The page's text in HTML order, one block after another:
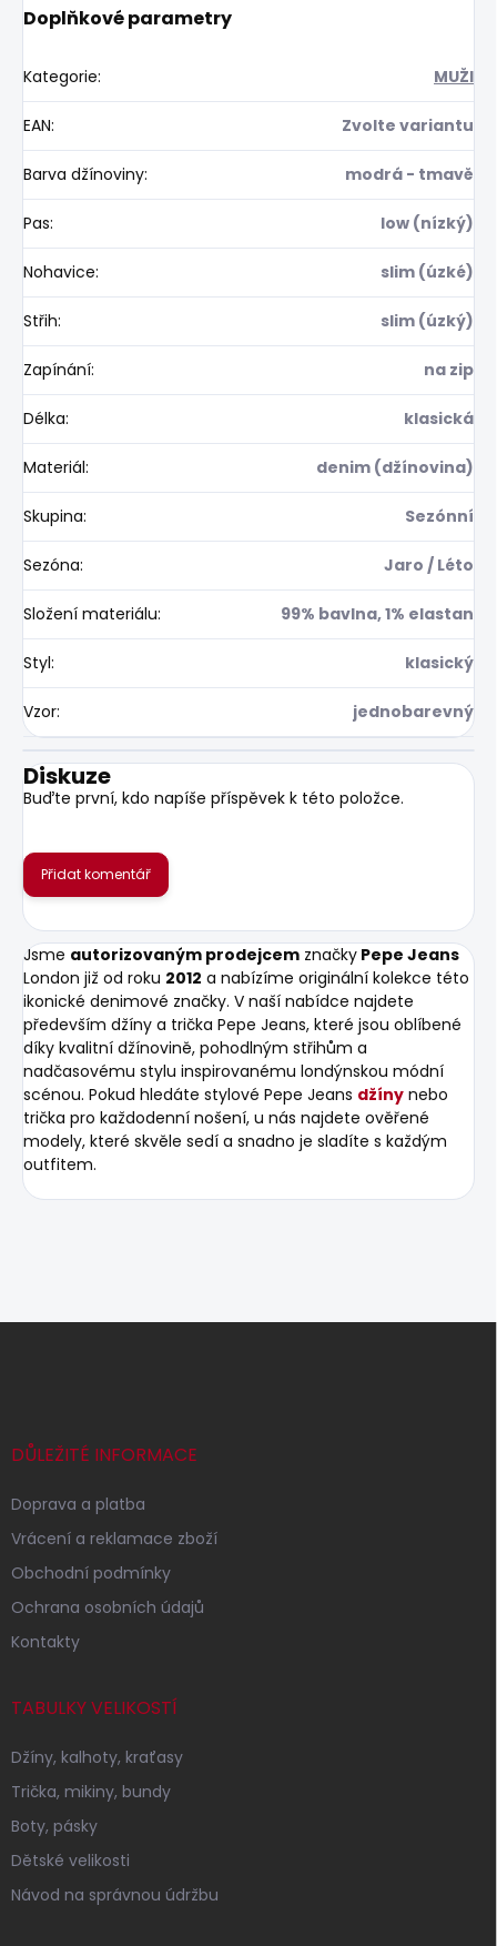
Doplňkové parametry
Kategorie: MUŽI
EAN: Zvolte variantu
Barva džínoviny: modrá - tmavě
Pas: low (nízký)
Nohavice: slim (úzké)
Střih: slim (úzký)
Zapínání: na zip
Délka: klasická
Materiál: denim (džínovina)
Skupina: Sezónní
Sezóna: Jaro / Léto
Složení materiálu: 99% bavlna, 1% elastan
Styl: klasický
Vzor: jednobarevný
Diskuze
Buďte první, kdo napíše příspěvek k této položce.
Přidat komentář
Jsme autorizovaným prodejcem značky Pepe Jeans
London již od roku 2012 a nabízíme originální kolekce této
ikonické denimové značky. V naší nabídce najdete
především džíny a trička Pepe Jeans, které jsou oblíbené
díky kvalitní džínovině, pohodlným střihům a
nadčasovému stylu inspirovanému londýnskou módní
scénou. Pokud hledáte stylové Pepe Jeans džíny nebo
trička pro každodenní nošení, u nás najdete ověřené
modely, které skvěle sedí a snadno je sladíte s každým
outfitem.
Z
DŮLEŽITÉ INFORMACE
Doprava a platba
Vrácení a reklamace zboží
Obchodní podmínky
Ochrana osobních údajů
Kontakty
TABULKY VELIKOSTÍ
Džíny, kalhoty, kraťasy
Trička, mikiny, bundy
Boty, pásky
Dětské velikosti
Návod na správnou údržbu